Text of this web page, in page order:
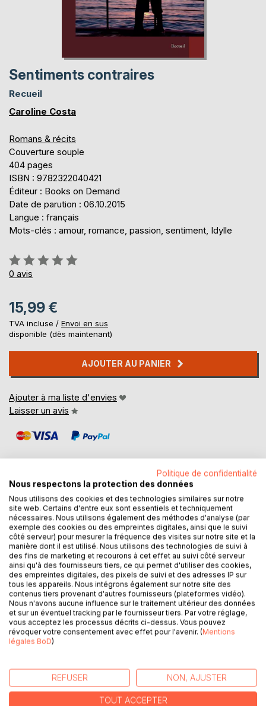
Sentiments contraires
Recueil
Caroline Costa
Romans & récits
Couverture souple
404 pages
ISBN : 9782322040421
Éditeur : Books on Demand
Date de parution : 06.10.2015
Langue : français
Mots-clés : amour, romance, passion, sentiment, Idylle
Évaluation:
0%
0 avis
15,99 €
TVA incluse / Envoi en sus
disponible (dès maintenant)
AJOUTER AU PANIER
Ajouter à ma liste d'envies
Laisser un avis
DESCRIPTION
Ce recueil regroupe trois romances pleines de sentiments
avec la rencontre de personnages que tout oppose.
Lieux magiques, héros aussi charismatiques qu’attachants,
rebondissements et quiproquos :
Tous les ingrédients sont réunis pour un bon moment de
lecture.
Servi par une plume fluide et légère, ce recueil transportera
le lecteur au-delà des pages.
CRITIQUES PRESSE
Politique de confidentialité
Nous respectons la protection des données
Nous utilisons des cookies et des technologies similaires sur notre
site web. Certains d'entre eux sont essentiels et techniquement
nécessaires. Nous utilisons également des méthodes d'analyse (par
exemple des cookies ou des empreintes digitales, ainsi que le suivi
côté serveur) pour mesurer la fréquence des visites sur notre site et la
manière dont il est utilisé. Nous utilisons des technologies de suivi à
des fins de marketing et recourons à cet effet au suivi côté serveur
ainsi qu'à des fournisseurs tiers, ce qui permet d'utiliser des cookies,
des empreintes digitales, des pixels de suivi et des adresses IP sur
tous les appareils. Nous intégrons également sur notre site des
contenus tiers provenant d'autres fournisseurs (plateformes vidéo).
Nous n'avons aucune influence sur le traitement ultérieur des données
et sur un éventuel tracking par le fournisseur tiers. Par votre réglage,
vous acceptez les processus décrits ci-dessus. Vous pouvez
révoquer votre consentement avec effet pour l'avenir. (Mentions
légales BoD)
REFUSER NON, AJUSTER
TOUT ACCEPTER